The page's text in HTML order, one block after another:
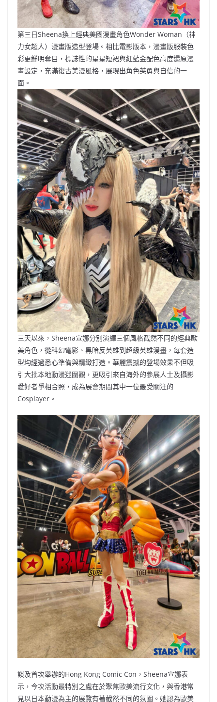
第三日Sheena換上經典美國漫畫角色Wonder Woman（神
力女超人）漫畫版造型登場。相比電影版本，漫畫版服裝色
彩更鮮明奪目，標誌性的星星短裙與紅藍金配色高度還原漫
畫設定，充滿復古美漫風格，展現出角色英勇與自信的一
面。
三天以來，Sheena宣娜分別演繹三個風格截然不同的經典歐
美角色，從科幻電影、黑暗反英雄到超級英雄漫畫，每套造
型均經過悉心準備與精緻打造。華麗震撼的登場效果不但吸
引大批本地動漫迷圍觀，更吸引來自海外的參展人士及攝影
愛好者爭相合照，成為展會期間其中一位最受關注的
Cosplayer。
談及首次舉辦的Hong Kong Comic Con，Sheena宣娜表
示，今次活動最特別之處在於聚焦歐美流行文化，與香港常
見以日本動漫為主的展覽有著截然不同的氛圍。她認為歐美